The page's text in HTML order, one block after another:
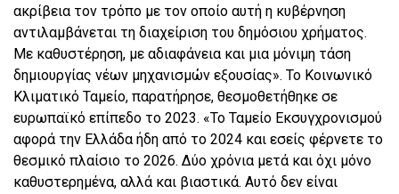
ακρίβεια τον τρόπο με τον οποίο αυτή η κυβέρνηση
αντιλαμβάνεται τη διαχείριση του δημόσιου χρήματος.
Με καθυστέρηση, με αδιαφάνεια και μια μόνιμη τάση
δημιουργίας νέων μηχανισμών εξουσίας». Το Κοινωνικό
Κλιματικό Ταμείο, παρατήρησε, θεσμοθετήθηκε σε
ευρωπαϊκό επίπεδο το 2023. «Το Ταμείο Εκσυγχρονισμού
αφορά την Ελλάδα ήδη από το 2024 και εσείς φέρνετε το
θεσμικό πλαίσιο το 2026. Δύο χρόνια μετά και όχι μόνο
καθυστερημένα, αλλά και βιαστικά. Αυτό δεν είναι